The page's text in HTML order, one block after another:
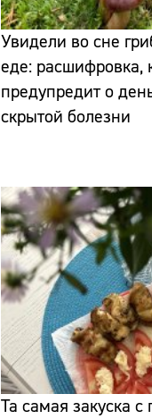
Увидели во сне
еде: расшифровка,
предупредит о
скрытой болезни
Та самая закуска с